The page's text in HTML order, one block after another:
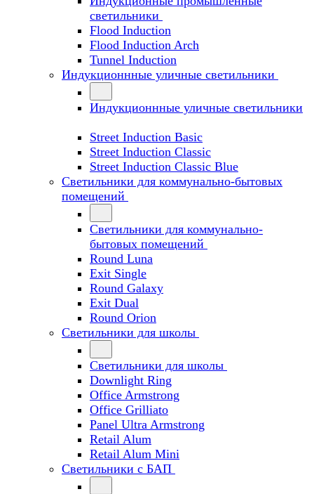
светильники
Flood Induction
Flood Induction Arch
Tunnel Induction
Индукционнные уличные светильники
Индукционнные уличные светильники
Street Induction Basic
Street Induction Classic
Street Induction Classic Blue
Светильники для коммунально-бытовых
помещений
Светильники для коммунально-
бытовых помещений
Round Luna
Exit Single
Round Galaxy
Exit Dual
Round Orion
Светильники для школы
Светильники для школы
Downlight Ring
Office Armstrong
Office Grilliato
Panel Ultra Armstrong
Retail Alum
Retail Alum Mini
Светильники с БАП